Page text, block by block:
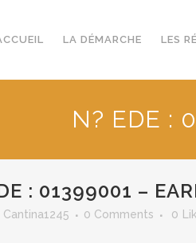
LA DÉMARCHE LES
N? EDE :
: 01399001 –
Cantina1245 0 Comments 0